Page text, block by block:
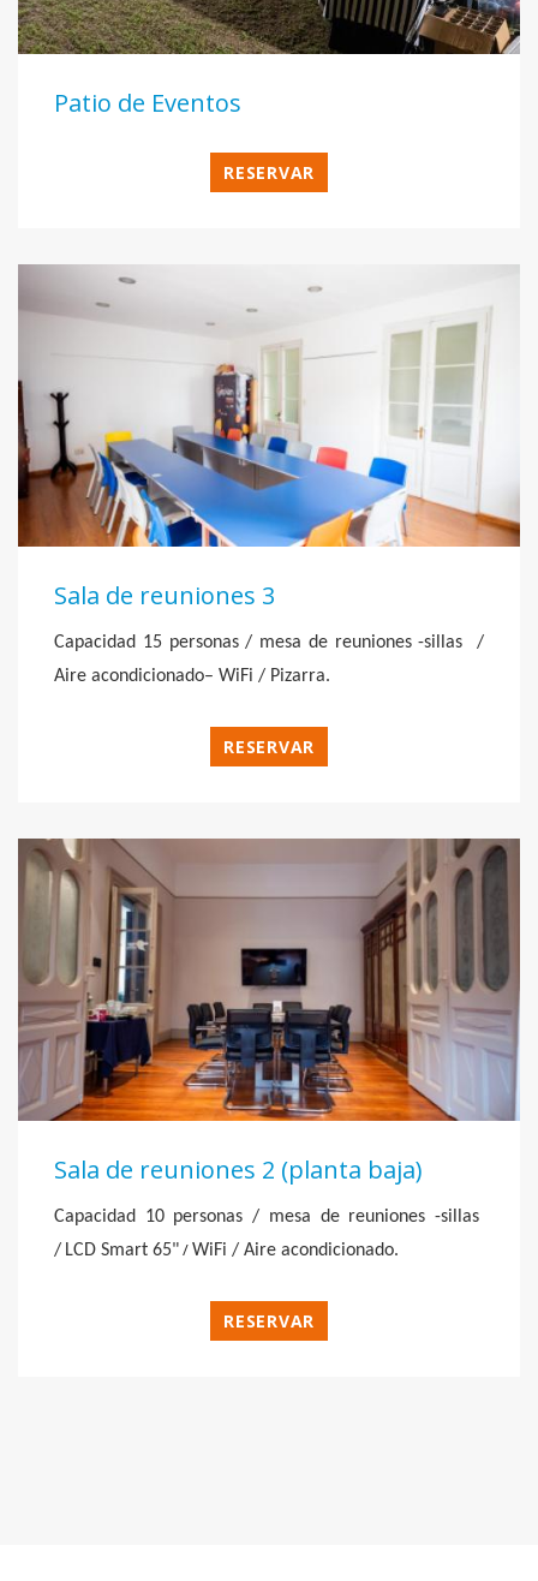
Patio de Eventos
RESERVAR
Sala de reuniones 3
Capacidad 15 personas / mesa de reuniones -sillas /
Aire acondicionado– WiFi / Pizarra.
RESERVAR
Sala de reuniones 2 (planta baja)
Capacidad 10 personas / mesa de reuniones -sillas
/ LCD Smart 65"/WiFi / Aire acondicionado.
RESERVAR